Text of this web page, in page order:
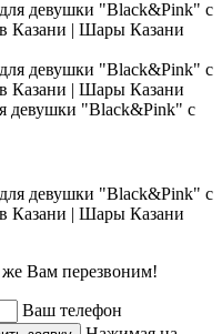
девушки "Black&Pink" с
Вам перезвоним!
Ваш телефон